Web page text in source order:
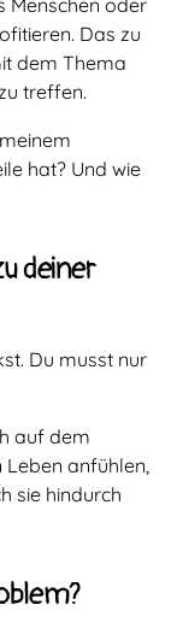
Menschen oder
Das zu
dem Thema
treffen.
hat? Und wie
deiner
Du musst nur
auf dem
Leben anfühlen,
sie hindurch